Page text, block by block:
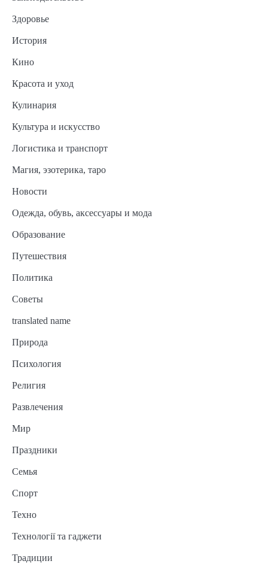
Здоровье
История
Кино
Красота и уход
Кулинария
Культура и искусство
Логистика и транспорт
Магия, эзотерика, таро
Новости
Одежда, обувь, аксессуары и мода
Образование
Путешествия
Политика
Советы
translated name
Природа
Психология
Религия
Развлечения
Мир
Праздники
Семья
Спорт
Техно
Технології та гаджети
Традиции